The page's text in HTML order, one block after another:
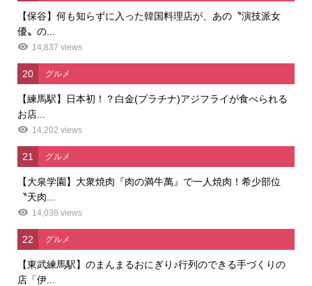
【保谷】何も知らずに入った韓国料理店が、あの〝演技派女
優〟の...
14,837 views
20 グルメ
【練馬駅】日本初！？白金(プラチナ)アジフライが食べられる
お店...
14,202 views
21 グルメ
【大泉学園】大衆焼肉『肉の満牛萬』で一人焼肉！希少部位
〝天肉...
14,036 views
22 グルメ
【東武練馬駅】のまんまるおにぎり♪行列のできる手づくりの
店「伊...